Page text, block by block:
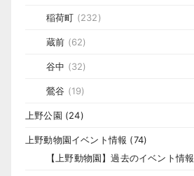
稲荷町 (232)
蔵前 (62)
谷中 (32)
鶯谷 (19)
上野公園 (24)
上野動物園イベント情報 (74)
【上野動物園】過去のイベント情報